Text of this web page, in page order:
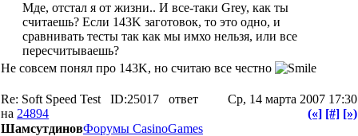
Мде, отстал я от жизни.. И все-таки Grey, как ты
считаешь? Если 143K заготовок, то это одно, и
сравнивать тесты так как мы имхо нельзя, или все
пересчитываешь?
Не совсем понял про 143K, но считаю все честно
Re: Soft Speed Test ID:25017 ответ
на 24894
Ср, 14 марта 2007 17:30
(«] [#] [»)
ШамсутдиновФорумы CasinoGames